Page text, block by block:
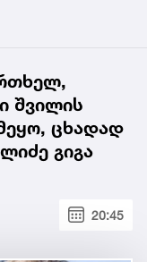
შვილის
ცხადად
გიგა
20:45